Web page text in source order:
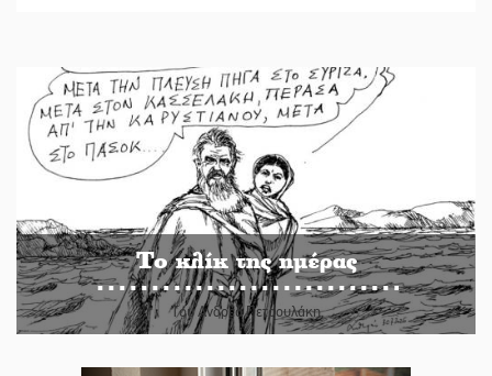
Το κλίκ της ημέρας
Του Ανδρέα Πετρουλάκη